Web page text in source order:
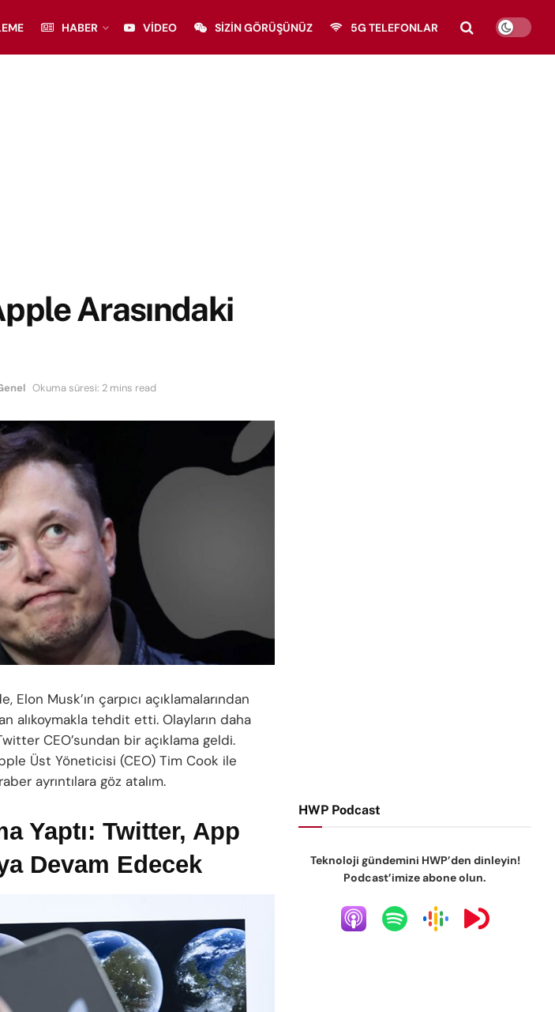
HABER VIDEO SIZIN GÖRÜŞÜNÜZ 5G TELEFONLAR
Arasındaki
Okuma süresi: 2 mins read
Musk’ın çarpıcı açıklamalarından
alıkoymakla tehdit etti. Olayların daha
CEO’sundan bir açıklama geldi.
Üst Yöneticisi (CEO) Tim Cook ile
ayrıntılara göz atalım.
Yaptı: Twitter, App
Devam Edecek
HWP Podcast
Teknoloji gündemini HWP’den dinleyin!
Podcast’imize abone olun.